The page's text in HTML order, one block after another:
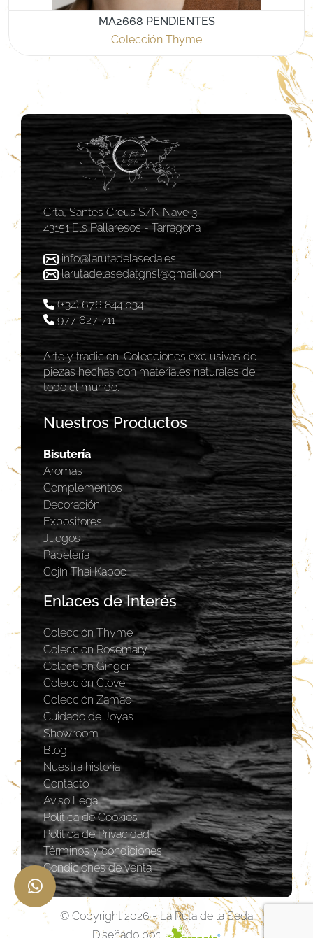
MA2668 PENDIENTES
Colección Thyme
Crta, Santes Creus S/N Nave 3
43151 Els Pallaresos - Tarragona
info@larutadelaseda.es
larutadelasedatgnsl@gmail.com
(+34) 676 844 034
977 627 711
Arte y tradición. Colecciones exclusivas de
piezas hechas con materiales naturales de
todo el mundo.
Nuestros Productos
Bisutería
Aromas
Complementos
Decoración
Expositores
Juegos
Papelería
Cojín Thai Kapoc
Enlaces de Interés
Colección Thyme
Colección Rosemary
Coleccion Ginger
Colección Clove
Colección Zamac
Cuidado de Joyas
Showroom
Blog
Nuestra historia
Contacto
Aviso Legal
Política de Cookies
Política de Privacidad
Términos y condiciones
Condiciones de venta
© Copyright 2026 - La Ruta de la Seda
Diseñado por: